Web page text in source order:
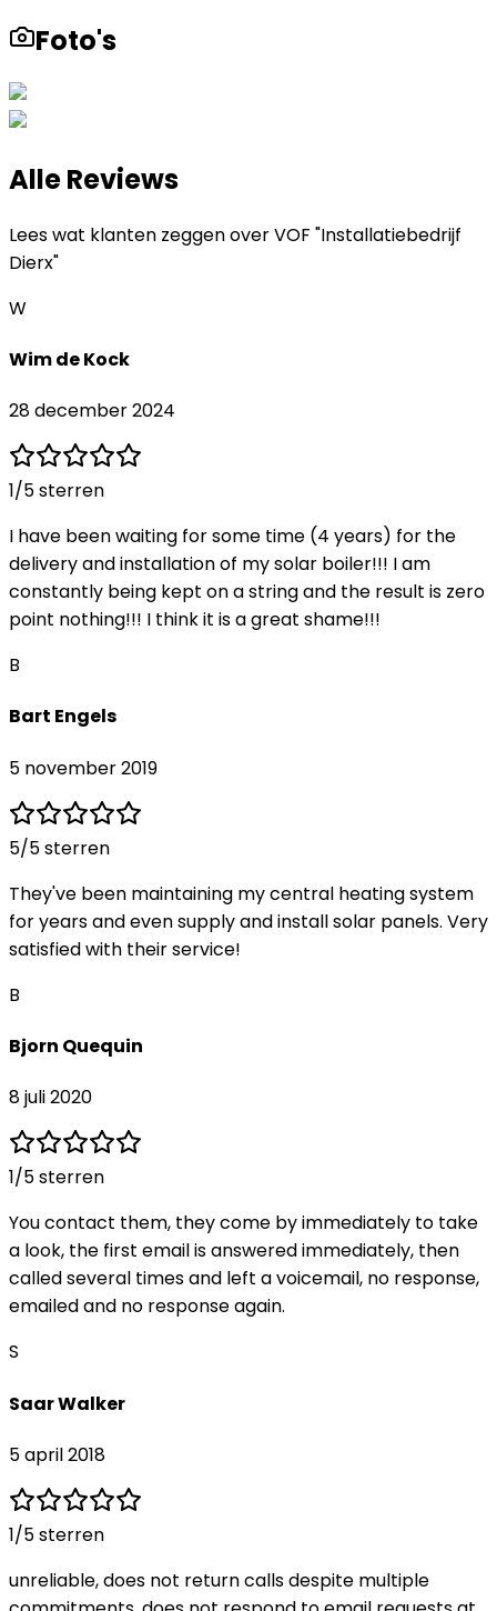
Foto's
Alle Reviews
Lees wat klanten zeggen overVOF "Installatiebedrijf
Dierx"
W
Wim de Kock
28 december 2024
1/5 sterren
I have been waiting for some time (4 years) for the
delivery and installation of my solar boiler!!! I am
constantly being kept on a string and the result is zero
point nothing!!! I think it is a great shame!!!
B
Bart Engels
5 november 2019
5/5 sterren
They've been maintaining my central heating system
for years and even supply and install solar panels. Very
satisfied with their service!
B
Bjorn Quequin
8 juli 2020
1/5 sterren
You contact them, they come by immediately to take
a look, the first email is answered immediately, then
called several times and left a voicemail, no response,
emailed and no response again.
S
Saar Walker
5 april 2018
1/5 sterren
unreliable, does not return calls despite multiple